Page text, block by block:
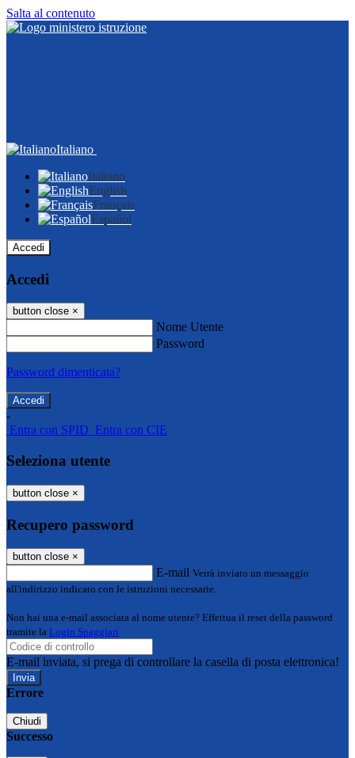
Salta al contenuto
Italiano
Italiano
English
Français
Español
Accedi
Accedi
button close ×
Nome Utente
Password
Password dimenticata?
-
Entra con SPID Entra con CIE
Seleziona utente
button close ×
Recupero password
button close ×
E-mail Verrà inviato un messaggio
all'indirizzo indicato con le istruzioni necessarie.
Non hai una e-mail associata al nome utente? Effettua il reset della password
tramite la Login Spaggiari
E-mail inviata, si prega di controllare la casella di posta elettronica!
Errore
Chiudi
Successo